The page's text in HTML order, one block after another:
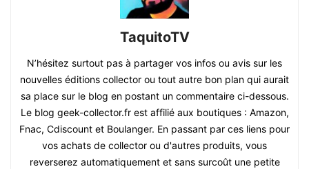
TaquitoTV
N’hésitez surtout pas à partager vos infos ou avis sur les
nouvelles éditions collector ou tout autre bon plan qui aurait
sa place sur le blog en postant un commentaire ci-dessous.
Le blog geek-collector.fr est affilié aux boutiques : Amazon,
Fnac, Cdiscount et Boulanger. En passant par ces liens pour
vos achats de collector ou d'autres produits, vous
reverserez automatiquement et sans surcoût une petite